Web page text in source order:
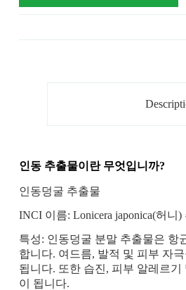
인동 추출물이란 무엇입니까?
인동덩굴 추출물
INCI 이름: Lonicera japonica(허니)
특성: 인동덩굴 분말 추출물은 항
합니다. 여드름, 발적 및 피부 자
됩니다. 또한 습진, 피부 알레르
이 됩니다.